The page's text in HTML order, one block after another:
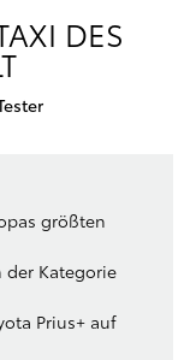
DES
größten
der Kategorie
Prius+ auf